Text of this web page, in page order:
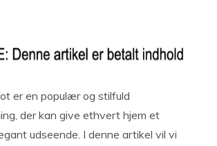
er en populær og stilfuld
der kan give ethvert hjem et
udseende. I denne artikel vil vi